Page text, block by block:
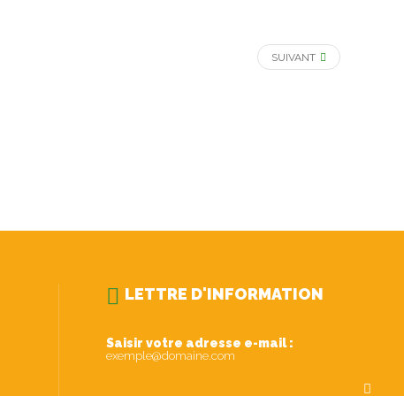
SUIVANT
LETTRE D'INFORMATION
Saisir votre adresse e-mail :
exemple@domaine.com